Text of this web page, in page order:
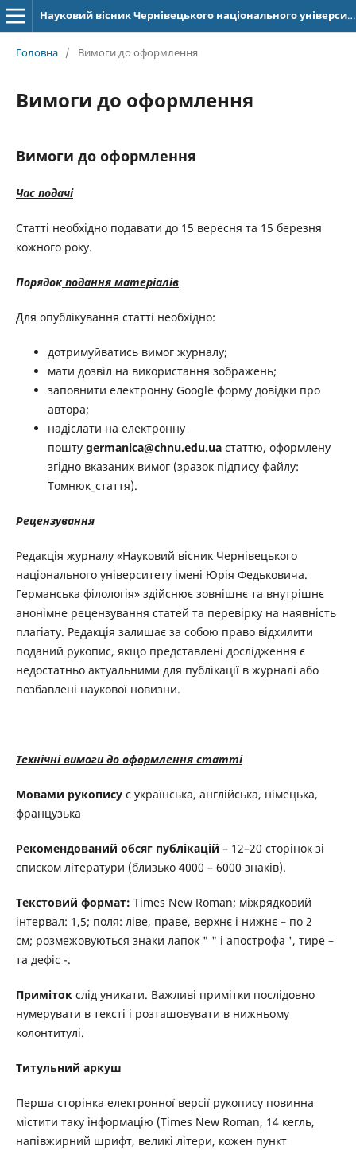
Науковий вісник Чернівецького національного університету імені Юрія Федьковича. Серія: Германська філологія
Головна / Вимоги до оформлення
Вимоги до оформлення
Вимоги до оформлення
Час подачі
Статті необхідно подавати до 15 вересня та 15 березня
кожного року.
Порядок подання матеріалів
Для опублікування статті необхідно:
дотримуйватись вимог журналу;
мати дозвіл на використання зображень;
заповнити електронну Google форму довідки про
автора;
надіслати на електронну
пошту germanica@chnu.edu.uaстаттю, оформлену
згідно вказаних вимог (зразок підпису файлу:
Томнюк_стаття).
Рецензування
Редакція журналу «Науковий вісник Чернівецького
національного університету імені Юрія Федьковича.
Германська філологія» здійснює зовнішнє та внутрішнє
анонімне рецензування статей та перевірку на наявність
плагіату. Редакція залишає за собою право відхилити
поданий рукопис, якщо представлені дослідження є
недостатньо актуальними для публікації в журналі або
позбавлені наукової новизни.
Технічні вимоги до оформлення статті
Мовами рукописує українська, англійська, німецька,
французька
Рекомендований обсяг публікацій – 12–20 сторінок зі
списком літератури (близько 4000 – 6000 знаків).
Текстовий формат: Times New Roman; міжрядковий
інтервал: 1,5; поля: ліве, праве, верхнє і нижнє – по 2
см; розмежовуються знаки лапок " " і апострофа ', тире –
та дефіс -.
Примітокслід уникати. Важливі примітки послідовно
нумерувати в тексті і розташовувати в нижньому
колонтитулі.
Титульний аркуш
Перша сторінка електронної версії рукопису повинна
містити таку інформацію (Times New Roman, 14 кегль,
напівжирний шрифт, великі літери, кожен пункт